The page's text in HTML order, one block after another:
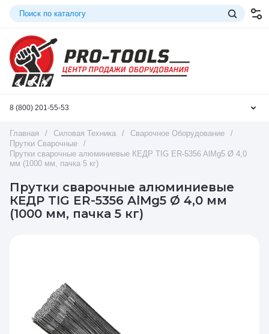
8 (800) 201-55-53
Главная / Силовая Техника / Сварочное Оборудование
/
Прутки Сварочные
/
Прутки сварочные алюминиевые КЕДР TIG ER-5356 AlMg5 Ø 4,0
мм (1000 мм, пачка 5 кг)
Прутки сварочные алюминиевые
КЕДР TIG ER-5356 AlMg5 Ø 4,0 мм
(1000 мм, пачка 5 кг)